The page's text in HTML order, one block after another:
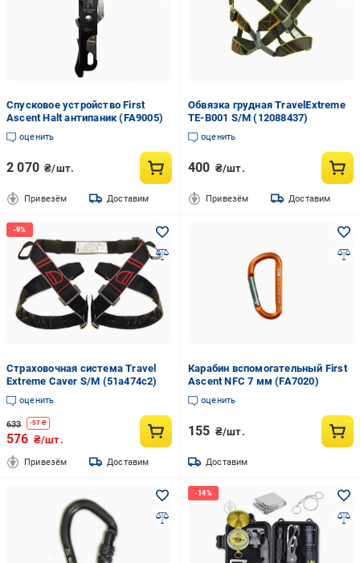
Спусковое устройство First
Ascent Halt антипаник (FA9005)
оценить
2 070 ₴/шт.
Привезём Доставим
Обвязка грудная TravelExtreme
TE-B001 S/M (12088437)
оценить
400 ₴/шт.
Привезём Доставим
Страховочная система Travel
Extreme Caver S/M (51a474c2)
оценить
633 -57 ₴
576 ₴/шт.
Привезём Доставим
Карабин вспомогательный First
Ascent NFC 7 мм (FA7020)
оценить
155 ₴/шт.
Доставим